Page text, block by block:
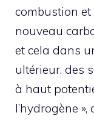
combustion et
nouveau
et cela dans
ultérieur. des
à haut
l’hydrogène